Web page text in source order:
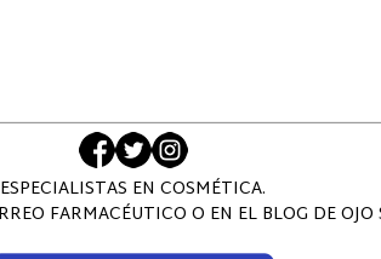
ESPECIALISTAS EN COSMÉTICA.
FARMACÉUTICO O EN EL BLOG DE OJO